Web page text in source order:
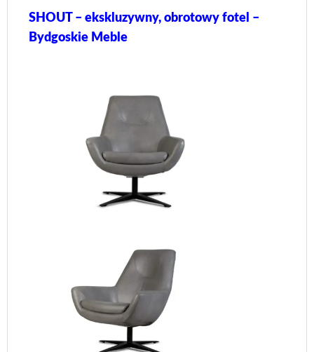
SHOUT – ekskluzywny, obrotowy fotel –
Bydgoskie Meble